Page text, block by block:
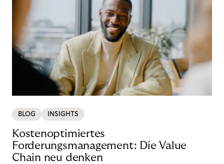
BLOG INSIGHTS
Kostenoptimiertes
Forderungsmanagement: Die Value
Chain neu denken